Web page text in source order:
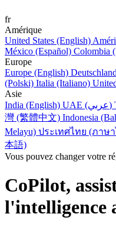
fr
Amérique
United States (English)
México (Español) Colombia
Europe
Europe (English)
(Polski) Italia (Italiano)
Asie
India (English)
UAE (عربي)
灣 (繁體中文) Indonesia
Melayu) ประเทศไทย (ภาษ
本語)
Vous pouvez changer votre
CoPilot,
l'intelligence